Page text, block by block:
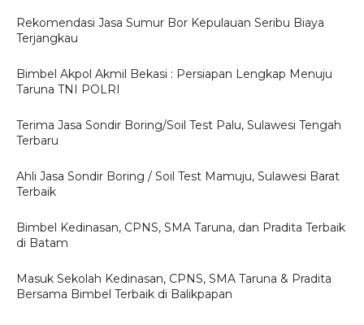
Rekomendasi Jasa Sumur Bor Kepulauan Seribu Biaya
Terjangkau
Bimbel Akpol Akmil Bekasi : Persiapan Lengkap Menuju
Taruna TNI POLRI
Terima Jasa Sondir Boring/Soil Test Palu, Sulawesi Tengah
Terbaru
Ahli Jasa Sondir Boring / Soil Test Mamuju, Sulawesi Barat
Terbaik
Bimbel Kedinasan, CPNS, SMA Taruna, dan Pradita Terbaik
di Batam
Masuk Sekolah Kedinasan, CPNS, SMA Taruna & Pradita
Bersama Bimbel Terbaik di Balikpapan